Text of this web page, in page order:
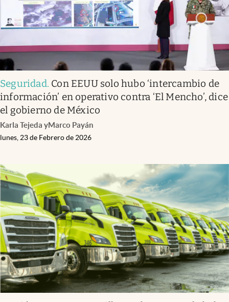
Seguridad. Con EEUU solo hubo ‘intercambio de
información’ en operativo contra ‘El Mencho’, dice
el gobierno de México
Karla Tejeda yMarco Payán
lunes, 23 de Febrero de 2026